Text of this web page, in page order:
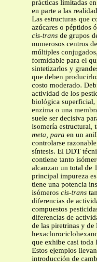
prácticas limitadas
en parte a las
Las estructuras que
azúcares o péptidos
cis-trans de grupos
numerosos centros
múltiples
formidable para el
sintetizarlos y
que deben
costo moderado.
actividad de los
biológica superficial,
enzima o una
suele ser decisiva
isomería estructural,
meta, para en un
controlarse
síntesis. El DDT
contiene tanto
alcanzan un total de
principal impureza
tiene una potencia
isómeros cis-trans
diferencias de
compuestos
diferencias de
de las piretrinas y de
que exhibe casi
Estos ejemplos
introducción de